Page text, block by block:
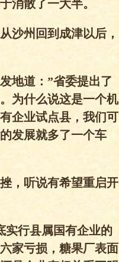
消散了一大半。
沙州回到成津以后，
地道：”省委提出了
为什么说这是一个机
企业试点县，我们可
发展就多了一个车
，听说有希望重启开
实行县属国有企业的
家亏损，糖果厂表面